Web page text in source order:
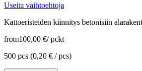
Useita vaihtoehtoja
Kattoeristeiden kiinnitys betonisiin
from100,00 €/ pckt
500 pcs (0,20 € / pcs)